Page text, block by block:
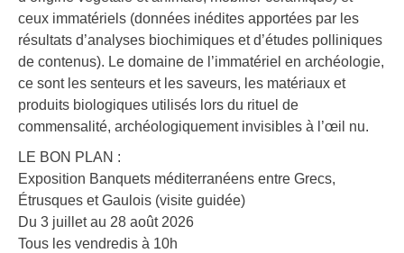
ceux immatériels (données inédites apportées par les
résultats d’analyses biochimiques et d’études polliniques
de contenus). Le domaine de l’immatériel en archéologie,
ce sont les senteurs et les saveurs, les matériaux et
produits biologiques utilisés lors du rituel de
commensalité, archéologiquement invisibles à l’œil nu.
LE BON PLAN :
Exposition Banquets méditerranéens entre Grecs,
Étrusques et Gaulois (visite guidée)
Du 3 juillet au 28 août 2026
Tous les vendredis à 10h